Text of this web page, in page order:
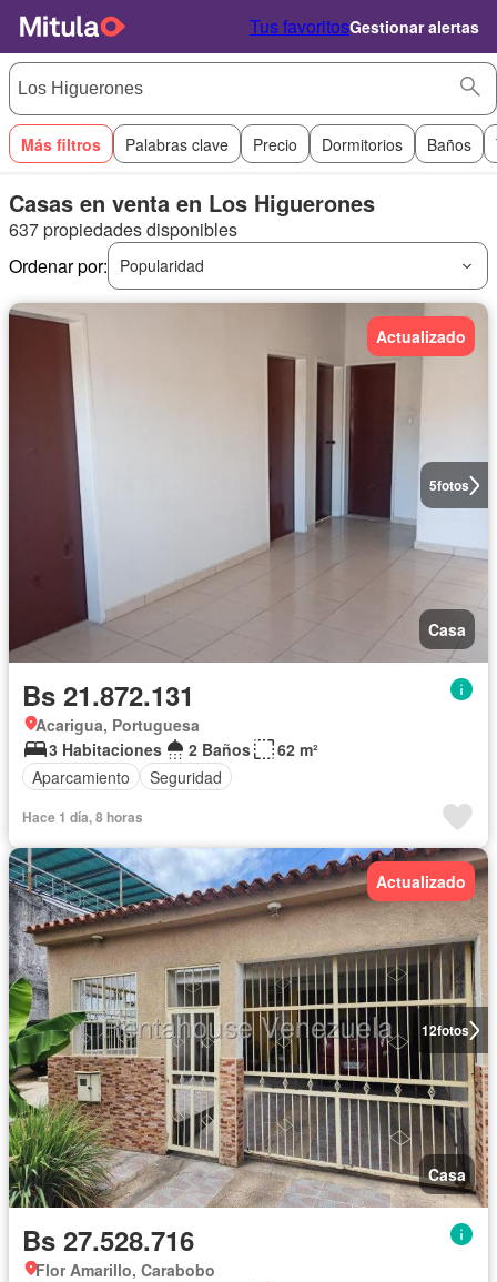
Tus favoritosGestionar alertas
Más filtros Palabras clave Precio Dormitorios Baños
Casas en venta en Los Higuerones
637 propiedades disponibles
Ordenar por:
Popularidad
5fotos
Actualizado
Casa
Bs 21.872.131
Acarigua, Portuguesa
3 Habitaciones
2 Baños
62 m²
Aparcamiento
Seguridad
Hace 1 día, 8 horas
12fotos
Actualizado
Casa
Bs 27.528.716
Flor Amarillo, Carabobo